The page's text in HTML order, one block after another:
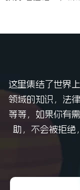
这里集结了世界
领域的知识，法
等等，如果你有
助，不会被拒绝